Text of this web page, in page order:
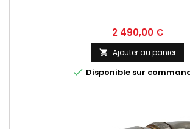
Prix
2 490,00 €
 Ajouter au panier
 Disponible sur